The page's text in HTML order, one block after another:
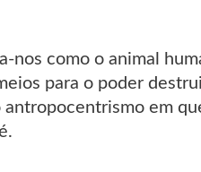
nos como o animal
para o poder
antropocentrismo em